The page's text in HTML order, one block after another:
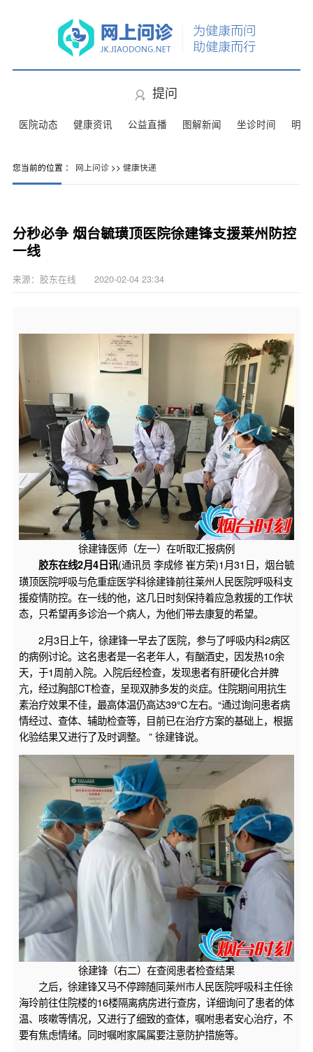
提问
医院动态 健康资讯 公益直播 图解新闻 坐诊时间 明
您当前的位置 ： 网上问诊>> 健康快递
分秒必争 烟台毓璜顶医院徐建锋支援莱州防控
一线
来源：胶东在线 2020-02-04 23:34
徐建锋医师（左一）在听取汇报病例
胶东在线2月4日讯(通讯员 李成修 崔方荣)1月31日，烟台毓
璜顶医院呼吸与危重症医学科徐建锋前往莱州人民医院呼吸科支
援疫情防控。在一线的他，这几日时刻保持着应急救援的工作状
态，只希望再多诊治一个病人，为他们带去康复的希望。
2月3日上午，徐建锋一早去了医院，参与了呼吸内科2病区
的病例讨论。这名患者是一名老年人，有酗酒史，因发热10余
天，于1周前入院。入院后经检查，发现患者有肝硬化合并脾
亢，经过胸部CT检查，呈现双肺多发的炎症。住院期间用抗生
素治疗效果不佳，最高体温仍高达39℃左右。“通过询问患者病
情经过、查体、辅助检查等，目前已在治疗方案的基础上，根据
化验结果又进行了及时调整。 ” 徐建锋说。
徐建锋（右二）在查阅患者检查结果
之后，徐建锋又马不停蹄随同莱州市人民医院呼吸科主任徐
海玲前往住院楼的16楼隔离病房进行查房，详细询问了患者的体
温、咳嗽等情况，又进行了细致的查体，嘱咐患者安心治疗，不
要有焦虑情绪。同时嘱咐家属属要注意防护措施等。